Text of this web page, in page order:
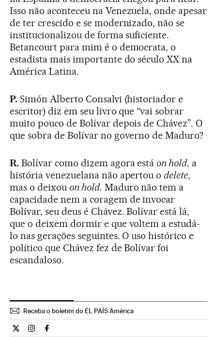
Isso não aconteceu na Venezuela, onde apesar
de ter crescido e se modernizado, não se
institucionalizou de forma suficiente.
Betancourt para mim é o democrata, o
estadista mais importante do século XX na
América Latina.
P.Simón Alberto Consalvi (historiador e
escritor) diz em seu livro que “vai sobrar
muito pouco de Bolívar depois de Chávez”. O
que sobra de Bolívar no governo de Maduro?
R.Bolívar como dizem agora está on hold, a
história venezuelana não apertou odelete,
mas o deixou on hold. Maduro não tem a
capacidade nem a coragem de invocar
Bolívar, seu deus é Chávez. Bolívar está lá,
que o deixem dormir e que voltem a estudá-
lo nas gerações seguintes. O uso histórico e
político que Chávez fez de Bolívar foi
escandaloso.
Receba o boletim do EL PAÍS América
Cultura El País Brasil en Twitter
Cultura El País Brasil en Instagram
Cultura El País Brasil en Facebook